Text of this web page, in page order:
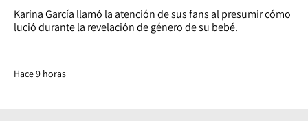
Karina García llamó la atención de sus fans al presumir cómo
lució durante la revelación de género de su bebé.
Hace 9 horas